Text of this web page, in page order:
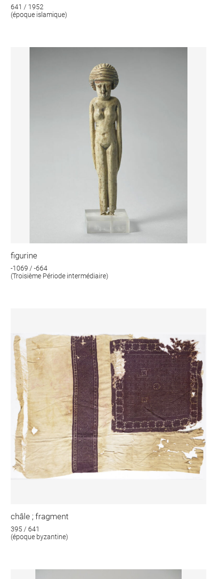
641 / 1952
(époque islamique)
figurine
-1069 / -664
(Troisième Période intermédiaire)
châle ; fragment
395 / 641
(époque byzantine)